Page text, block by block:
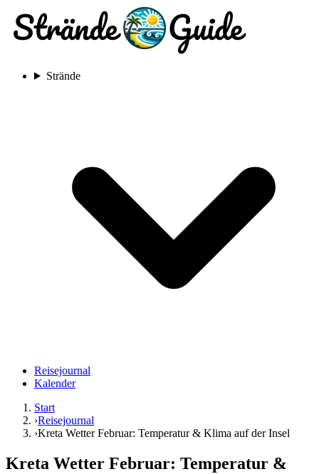
Strände
Reisejournal
Kalender
Start
›Reisejournal
›Kreta Wetter Februar: Temperatur & Klima auf der Insel
Kreta Wetter Februar: Temperatur &